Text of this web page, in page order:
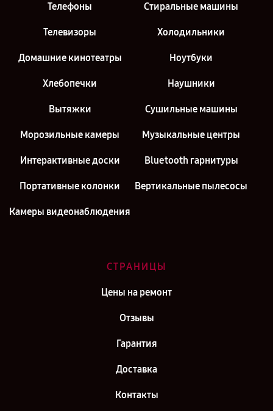
Телефоны Стиральные машины
Телевизоры Холодильники
Домашние кинотеатры Ноутбуки
Хлебопечки Наушники
Вытяжки Сушильные машины
Морозильные камеры Музыкальные центры
Интерактивные доски Bluetooth гарнитуры
Портативные колонки Вертикальные пылесосы
Камеры видеонаблюдения
СТРАНИЦЫ
Цены на ремонт
Отзывы
Гарантия
Доставка
Контакты